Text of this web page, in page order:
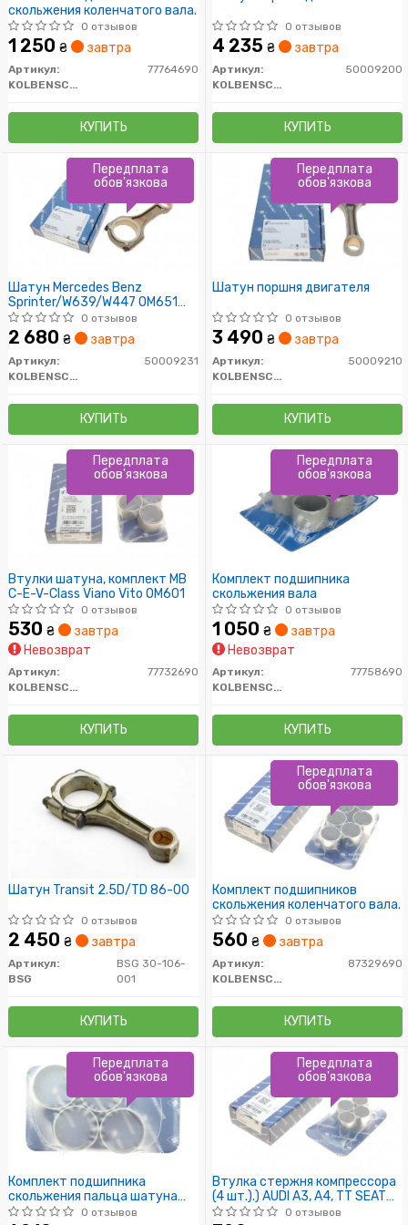
скольжения коленчатого вала.
0 отзывов
1 250 ₴ завтра
Артикул:
77764690
KOLBENSCHMIDT
КУПИТЬ
0 отзывов
4 235 ₴ завтра
Артикул:
50009200
KOLBENSCHMIDT
КУПИТЬ
Шатун Mercedes Benz
Sprinter/W639/W447 OM651
09->
0 отзывов
2 680 ₴ завтра
Артикул:
50009231
KOLBENSCHMIDT
КУПИТЬ
Передплата
обов'язкова
Шатун поршня двигателя
0 отзывов
3 490 ₴ завтра
Артикул:
50009210
KOLBENSCHMIDT
КУПИТЬ
Передплата
обов'язкова
Втулки шатуна, комплект MB
C-E-V-Class Viano Vito OM601
0 отзывов
530 ₴
завтра
Невозврат
Артикул:
77732690
KOLBENSCHMIDT
КУПИТЬ
Передплата
обов'язкова
Комплект подшипника
скольжения вала
0 отзывов
1 050 ₴
завтра
Невозврат
Артикул:
77758690
KOLBENSCHMIDT
КУПИТЬ
Передплата
обов'язкова
Шатун Transit 2.5D/TD 86-00
0 отзывов
2 450 ₴ завтра
Артикул:
BSG 30-106-
001
BSG
КУПИТЬ
Комплект подшипников
скольжения коленчатого вала.
0 отзывов
560 ₴ завтра
Артикул:
87329690
KOLBENSCHMIDT
КУПИТЬ
Передплата
обов'язкова
Комплект подшипника
скольжения пальца шатуна
двигателя
0 отзывов
Передплата
обов'язкова
Втулка стержня компрессора
(4 шт.).) AUDI A3, A4, TT SEAT
ALTEA, ALTEA XL, EXEO, EXEO ST,
0 отзывов
Передплата
обов'язкова